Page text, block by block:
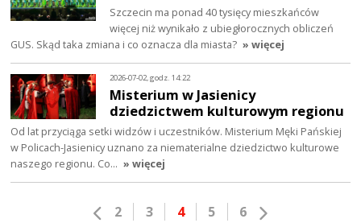
Szczecin ma ponad 40 tysięcy mieszkańców
więcej niż wynikało z ubiegłorocznych obliczeń
GUS. Skąd taka zmiana i co oznacza dla miasta? » więcej
2026-07-02, godz. 14:22
Misterium w Jasienicy
dziedzictwem kulturowym regionu
Od lat przyciąga setki widzów i uczestników. Misterium Męki Pańskiej
w Policach-Jasienicy uznano za niematerialne dziedzictwo kulturowe
naszego regionu. Co… » więcej
2 3 4 5 6